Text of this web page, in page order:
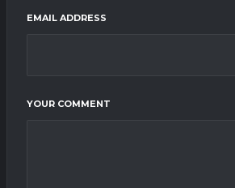
EMAIL ADDRESS
YOUR COMMENT